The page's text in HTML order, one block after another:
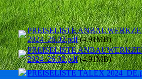
PREISELISTE
2024_26.02.pdf(4.91MB)
PREISELISTE
2024_26.02.pdf(4.91MB)
PREISELISTE TALEX